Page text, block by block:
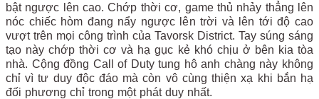
bật ngược lên cao. Chớp thời cơ, game thủ nhảy thẳng lên
nóc chiếc hòm đang nẩy ngược lên trời và lên tới độ cao
vượt trên mọi công trình của Tavorsk District. Tay súng sáng
tạo này chớp thời cơ và hạ gục kẻ khó chịu ở bên kia tòa
nhà. Cộng đồng Call of Duty tung hô anh chàng này không
chỉ vì tư duy độc đáo mà còn vô cùng thiện xạ khi bắn hạ
đối phương chỉ trong một phát duy nhất.